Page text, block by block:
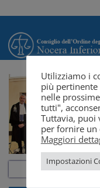
Utilizziamo i
più
nelle
tutti",
Tuttavia, puoi
per fornire un
Maggiori
Impostazioni